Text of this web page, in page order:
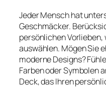
Jeder Mensch hat
Geschmäcker.
persönlichen Vorlieben,
auswählen. Mögen Sie
moderne Designs?
Farben oder Symbolen
Deck, das Ihren